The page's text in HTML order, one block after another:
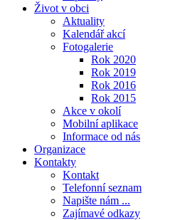
Život v obci
Aktuality
Kalendář akcí
Fotogalerie
Rok 2020
Rok 2019
Rok 2016
Rok 2015
Akce v okolí
Mobilní aplikace
Informace od nás
Organizace
Kontakty
Kontakt
Telefonní seznam
Napište nám ...
Zajímavé odkazy